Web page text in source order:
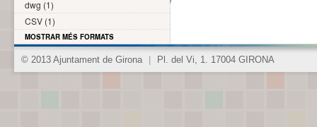
dwg (1)
CSV (1)
MOSTRAR MÉS FORMATS
© 2013 Ajuntament de Girona Pl. del Vi, 1. 17004 GIRONA